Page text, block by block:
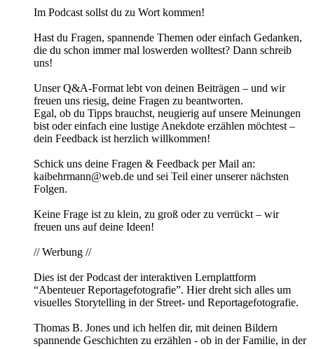
Im Podcast sollst du zu Wort kommen!
Hast du Fragen, spannende Themen oder einfach Gedanken,
die du schon immer mal loswerden wolltest? Dann schreib
uns!
Unser Q&A-Format lebt von deinen Beiträgen – und wir
freuen uns riesig, deine Fragen zu beantworten.
Egal, ob du Tipps brauchst, neugierig auf unsere Meinungen
bist oder einfach eine lustige Anekdote erzählen möchtest –
dein Feedback ist herzlich willkommen!
Schick uns deine Fragen & Feedback per Mail an:
kaibehrmann@web.de und sei Teil einer unserer nächsten
Folgen.
Keine Frage ist zu klein, zu groß oder zu verrückt – wir
freuen uns auf deine Ideen!
// Werbung //
Dies ist der Podcast der interaktiven Lernplattform
“Abenteuer Reportagefotografie”. Hier dreht sich alles um
visuelles Storytelling in der Street- und Reportagefotografie.
Thomas B. Jones und ich helfen dir, mit deinen Bildern
spannende Geschichten zu erzählen - ob in der Familie, in der